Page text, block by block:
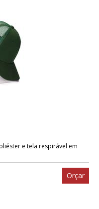
e tela respirável em
Orçar